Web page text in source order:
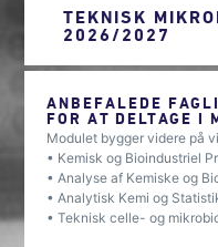
TEKNISK
2026/2027
ANBEFALEDE
FOR AT DELTAGE I
Modulet bygger videre på
• Kemisk og Bioindustriel
• Analyse af Kemiske og
• Analytisk Kemi og
• Teknisk celle- og